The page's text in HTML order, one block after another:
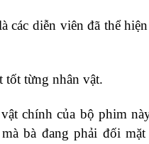
diễn viên đã thể
tốt từng nhân vật.
chính của bộ phim
bà đang phải đối